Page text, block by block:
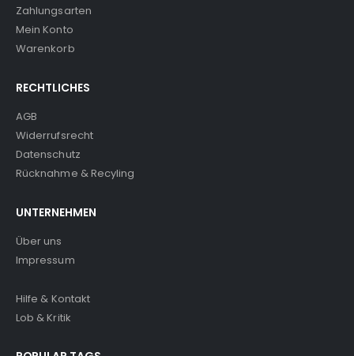
Zahlungsarten
Mein Konto
Warenkorb
RECHTLICHES
AGB
Widerrufsrecht
Datenschutz
Rücknahme & Recyling
UNTERNEHMEN
Über uns
Impressum
Hilfe & Kontakt
Lob & Kritik